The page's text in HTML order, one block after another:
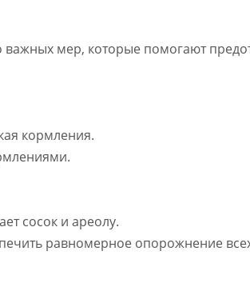
важных мер, которые помогают
кормления.
сосок и ареолу.
равномерное опорожнение всех